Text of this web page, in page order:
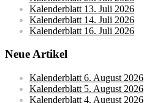
Kalenderblatt 13. Juli 2026
Kalenderblatt 14. Juli 2026
Kalenderblatt 16. Juli 2026
Neue Artikel
Kalenderblatt 6. August 2026
Kalenderblatt 5. August 2026
Kalenderblatt 4. August 2026